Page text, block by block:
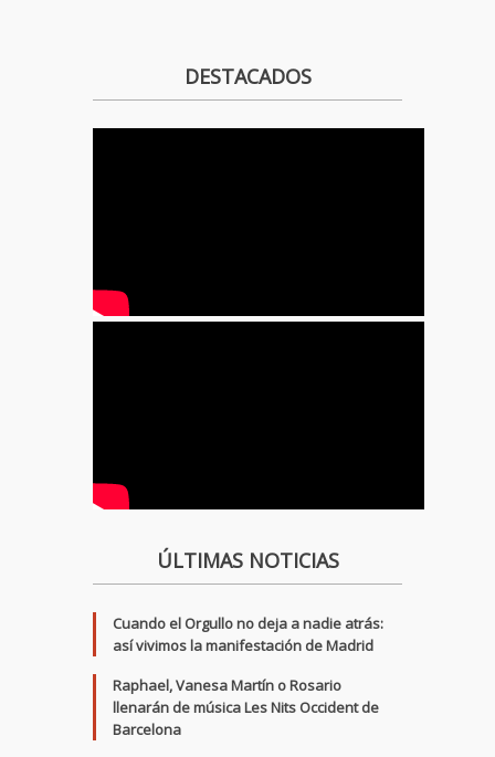
DESTACADOS
ÚLTIMAS NOTICIAS
Cuando el Orgullo no deja a nadie atrás:
así vivimos la manifestación de Madrid
Raphael, Vanesa Martín o Rosario
llenarán de música Les Nits Occident de
Barcelona